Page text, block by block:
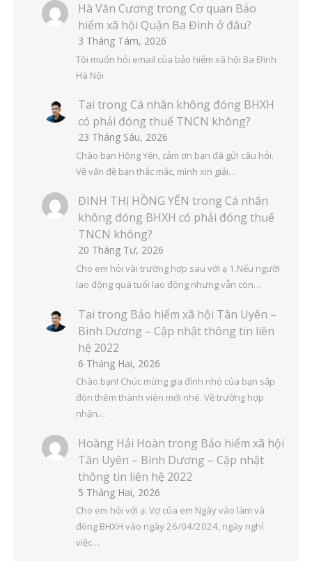
Hà Văn Cương trong Cơ quan Bảo
hiểm xã hội Quận Ba Đình ở đâu?
3 Tháng Tám, 2026
Tôi muốn hỏi email của bảo hiểm xã hội Ba Đình
Hà Nội
Tai trong Cá nhân không đóng BHXH
có phải đóng thuế TNCN không?
23 Tháng Sáu, 2026
Chào bạn Hồng Yến, cảm ơn bạn đã gửi câu hỏi.
Về vấn đề bạn thắc mắc, mình xin giải…
ĐINH THỊ HỒNG YẾN trong Cá nhân
không đóng BHXH có phải đóng thuế
TNCN không?
20 Tháng Tư, 2026
Cho em hỏi vài trường hợp sau với ạ 1.Nếu người
lao động quá tuổi lao động nhưng vẫn còn…
Tai trong Bảo hiểm xã hội Tân Uyên –
Bình Dương – Cập nhật thông tin liên
hệ 2022
6 Tháng Hai, 2026
Chào bạn! Chúc mừng gia đình nhỏ của bạn sắp
đón thêm thành viên mới nhé. Về trường hợp
nhận…
Hoàng Hải Hoàn trong Bảo hiểm xã hội
Tân Uyên – Bình Dương – Cập nhật
thông tin liên hệ 2022
5 Tháng Hai, 2026
Cho em hỏi với ạ: Vợ của em Ngày vào làm và
đóng BHXH vào ngày 26/04/2024, ngày nghỉ
việc…